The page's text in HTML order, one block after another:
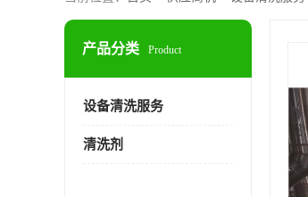
产品分类 Product
设备清洗服务
清洗剂